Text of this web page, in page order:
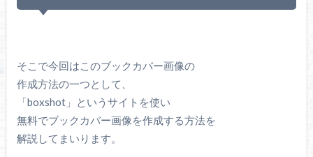
そこで今回はこのブックカバー画像の
作成方法の一つとして、
「boxshot」というサイトを使い
無料でブックカバー画像を作成する方法を
解説してまいります。